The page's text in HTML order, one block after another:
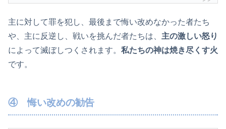
主に対して罪を犯し、最後まで悔い改めなかった者たち
や、主に反逆し、戦いを挑んだ者たちは、 主の激しい怒り
によって滅ぼしつくされます。 私たちの神は焼き尽くす火
です。
④ 悔い改めの勧告